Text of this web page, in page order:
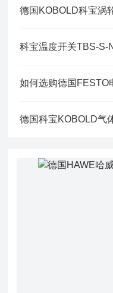
德国KOBOLD科宝涡
科宝温度开关TBS-S-
如何选购德国FESTO